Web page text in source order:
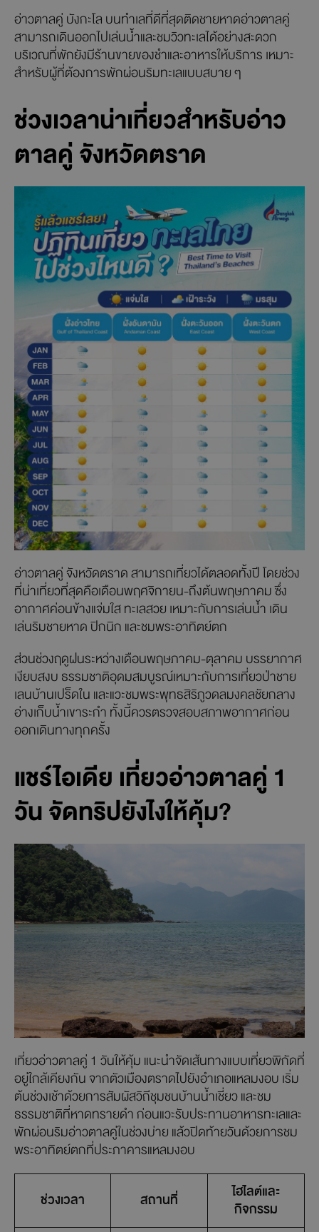
อ่าวตาลคู่ บังกะโล บนทำเลที่ดีที่สุดติดชายหาดอ่าวตาลคู่
สามารถเดินออกไปเล่นน้ำและชมวิวทะเลได้อย่างสะดวก
บริเวณที่พักยังมีร้านขายของชำและอาหารให้บริการ เหมาะ
สำหรับผู้ที่ต้องการพักผ่อนริมทะเลแบบสบาย ๆ
ช่วงเวลาน่าเที่ยวสำหรับอ่าว
ตาลคู่ จังหวัดตราด
อ่าวตาลคู่ จังหวัดตราด สามารถเที่ยวได้ตลอดทั้งปี โดยช่วง
ที่น่าเที่ยวที่สุดคือเดือนพฤศจิกายน-ถึงต้นพฤษภาคม ซึ่ง
อากาศค่อนข้างแจ่มใส ทะเลสวย เหมาะกับการเล่นน้ำ เดิน
เล่นริมชายหาด ปิกนิก และชมพระอาทิตย์ตก
ส่วนช่วงฤดูฝนระหว่างเดือนพฤษภาคม-ตุลาคม บรรยากาศ
เงียบสงบ ธรรมชาติอุดมสมบูรณ์เหมาะกับการเที่ยวป่าชาย
เลนบ้านเปร็ดใน และแวะชมพระพุทธสิริภูวดลมงคลชัยกลาง
อ่างเก็บน้ำเขาระกำ ทั้งนี้ควรตรวจสอบสภาพอากาศก่อน
ออกเดินทางทุกครั้ง
แชร์ไอเดีย เที่ยวอ่าวตาลคู่ 1
วัน จัดทริปยังไงให้คุ้ม?
เที่ยวอ่าวตาลคู่ 1 วันให้คุ้ม แนะนำจัดเส้นทางแบบเที่ยวพิกัดที่
อยู่ใกล้เคียงกัน จากตัวเมืองตราดไปยังอำเภอแหลมงอบ เริ่ม
ต้นช่วงเช้าด้วยการสัมผัสวิถีชุมชนบ้านน้ำเชี่ยว และชม
ธรรมชาติที่หาดทรายดำ ก่อนแวะรับประทานอาหารทะเลและ
พักผ่อนริมอ่าวตาลคู่ในช่วงบ่าย แล้วปิดท้ายวันด้วยการชม
พระอาทิตย์ตกที่ประภาคารแหลมงอบ
ช่วงเวลา สถานที่
ไฮไลต์และ
กิจกรรม